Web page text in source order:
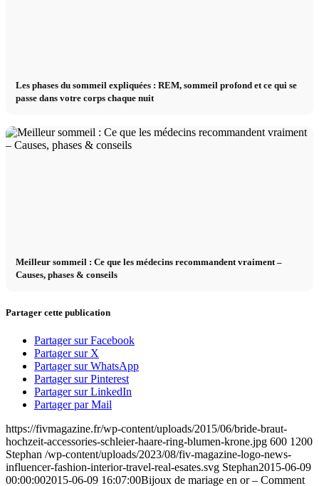
Les phases du sommeil expliquées : REM, sommeil profond et ce qui se
passe dans votre corps chaque nuit
Meilleur sommeil : Ce que les médecins recommandent vraiment –
Causes, phases & conseils
Partager cette publication
Partager sur Facebook
Partager sur X
Partager sur WhatsApp
Partager sur Pinterest
Partager sur LinkedIn
Partager par Mail
https://fivmagazine.fr/wp-content/uploads/2015/06/bride-braut-
hochzeit-accessories-schleier-haare-ring-blumen-krone.jpg 600 1200
Stephan /wp-content/uploads/2023/08/fiv-magazine-logo-news-
influencer-fashion-interior-travel-real-esates.svg Stephan2015-06-09
00:00:002015-06-09 16:07:00Bijoux de mariage en or – Comment